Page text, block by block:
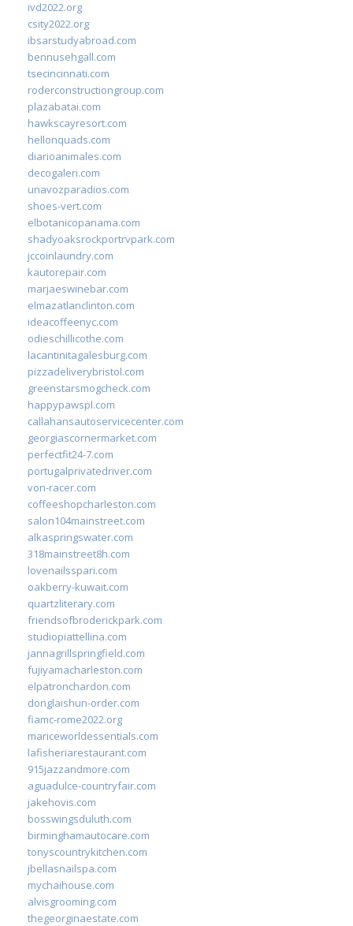
ivd2022.org
csity2022.org
ibsarstudyabroad.com
bennusehgall.com
tsecincinnati.com
roderconstructiongroup.com
plazabatai.com
hawkscayresort.com
hellonquads.com
diarioanimales.com
decogaleri.com
unavozparadios.com
shoes-vert.com
elbotanicopanama.com
shadyoaksrockportrvpark.com
jccoinlaundry.com
kautorepair.com
marjaeswinebar.com
elmazatlanclinton.com
ideacoffeenyc.com
odieschillicothe.com
lacantinitagalesburg.com
pizzadeliverybristol.com
greenstarsmogcheck.com
happypawspl.com
callahansautoservicecenter.com
georgiascornermarket.com
perfectfit24-7.com
portugalprivatedriver.com
von-racer.com
coffeeshopcharleston.com
salon104mainstreet.com
alkaspringswater.com
318mainstreet8h.com
lovenailsspari.com
oakberry-kuwait.com
quartzliterary.com
friendsofbroderickpark.com
studiopiattellina.com
jannagrillspringfield.com
fujiyamacharleston.com
elpatronchardon.com
donglaishun-order.com
fiamc-rome2022.org
mariceworldessentials.com
lafisheriarestaurant.com
915jazzandmore.com
aguadulce-countryfair.com
jakehovis.com
bosswingsduluth.com
birminghamautocare.com
tonyscountrykitchen.com
jbellasnailspa.com
mychaihouse.com
alvisgrooming.com
thegeorginaestate.com